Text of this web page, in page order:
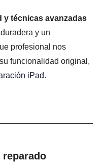
y técnicas avanzadas
y un
profesional nos
funcionalidad original,
iPad.